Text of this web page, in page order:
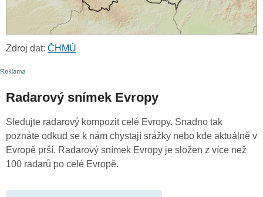
Zdroj dat: ČHMÚ
Radarový snímek Evropy
Sledujte radarový kompozit celé Evropy. Snadno tak
poznáte odkud se k nám chystají srážky nebo kde aktuálně v
Evropě prší. Radarový snímek Evropy je složen z více než
100 radarů po celé Evropě.